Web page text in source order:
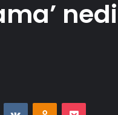
VKontakteOdnoklassniki
Pocket